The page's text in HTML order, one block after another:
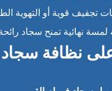
تجفيف قوية أو التهوية
لمسة نهائية تمنح سجاد
نظافة